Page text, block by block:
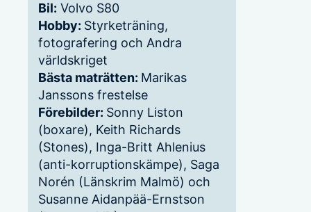
Bil: Volvo S80
Hobby: Styrketräning,
fotografering och Andra
världskriget
Bästa maträtten: Marikas
Janssons frestelse
Förebilder: Sonny Liston
(boxare), Keith Richards
(Stones), Inga-Britt Ahlenius
(anti-korruptionskämpe), Saga
Norén (Länskrim Malmö) och
Susanne Aidanpää-Ernstson